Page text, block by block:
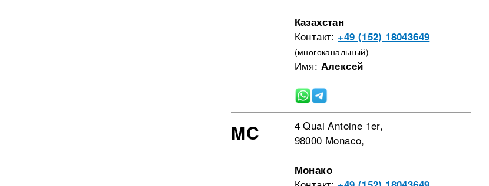
Казахстан
Контакт: +49 (152) 18043649
(многоканальный)
Имя: Алексей
MC
4 Quai Antoine 1er,
98000 Monaco,
Монако